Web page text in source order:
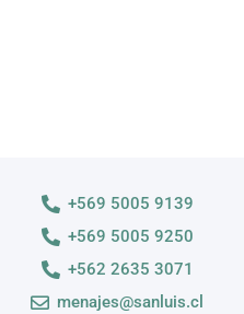
+569 5005 9139
+569 5005 9250
+562 2635 3071
menajes@sanluis.cl